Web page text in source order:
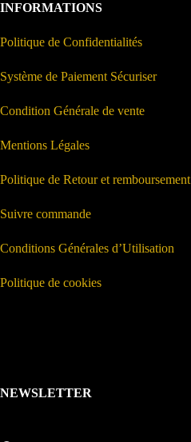
INFORMATIONS
Politique de Confidentialités
Système de Paiement Sécuriser
Condition Générale de vente
Mentions Légales
Politique de Retour et remboursement
Suivre commande
Conditions Générales d’Utilisation
Politique de cookies
NEWSLETTER